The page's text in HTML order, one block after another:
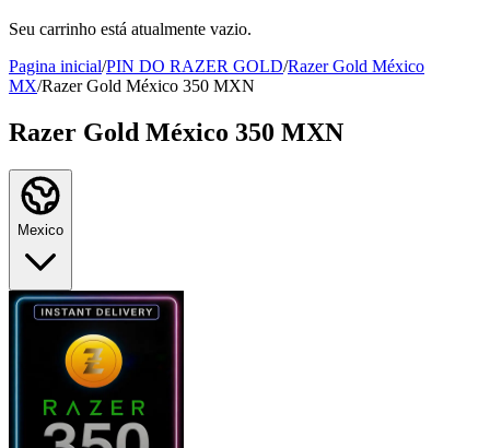
Seu carrinho está atualmente vazio.
Pagina inicial/PIN DO RAZER GOLD/Razer Gold México
MX/Razer Gold México 350 MXN
Razer Gold México 350 MXN
Mexico